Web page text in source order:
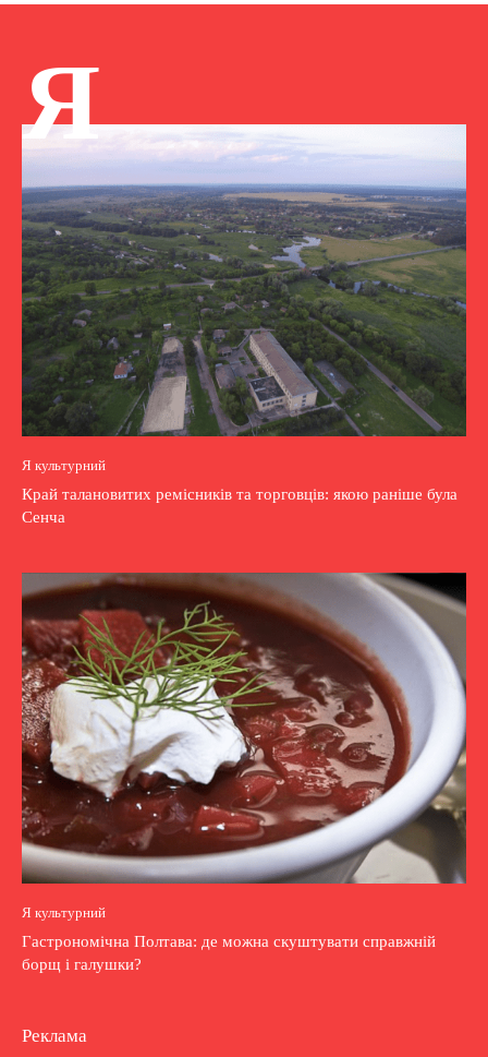
Я
Я культурний
Край талановитих ремісників та торговців: якою раніше була
Сенча
Я культурний
Гастрономічна Полтава: де можна скуштувати справжній
борщ і галушки?
Реклама